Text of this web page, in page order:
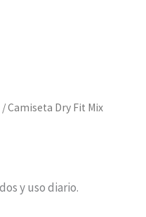
/ Camiseta Dry Fit Mix
y uso diario.